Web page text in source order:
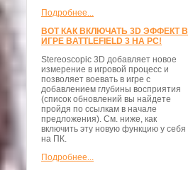
Подробнее...
ВОТ КАК ВКЛЮЧАТЬ 3D ЭФФЕКТ В
ИГРЕ BATTLEFIELD 3 НА PC!
Stereoscopic 3D добавляет новое
измерение в игровой процесс и
позволяет воевать в игре с
добавлением глубины восприятия
(список обновлений вы найдете
пройдя по ссылкам в начале
предложения). См. ниже, как
включить эту новую функцию у себя
на ПК.
Подробнее...